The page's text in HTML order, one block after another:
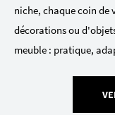
niche, chaque coin de
décorations ou
meuble : pratique,